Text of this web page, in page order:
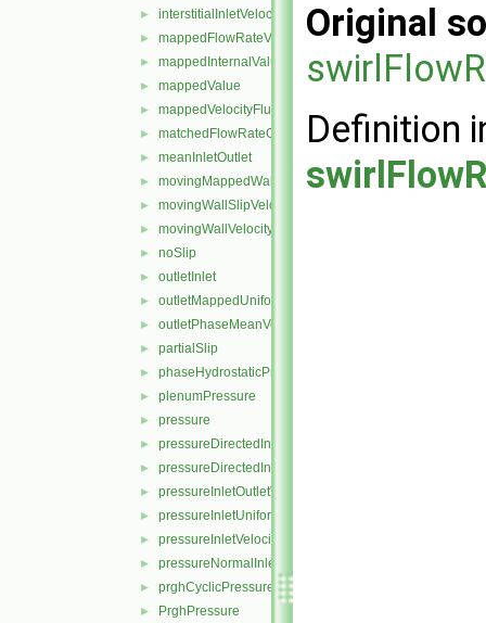
► interstitialInletVelocity
► mappedFlowRateVelocity
► mappedInternalValue
► mappedValue
► mappedVelocityFlux
► matchedFlowRateOutletVelocity
► meanInletOutlet
► movingMappedWallVelocity
► movingWallSlipVelocity
► movingWallVelocity
► noSlip
► outletInlet
► outletMappedUniformInlet
► outletPhaseMeanVelocity
► partialSlip
► phaseHydrostaticPressure
► plenumPressure
► pressure
► pressureDirectedInletOutletVelocity
► pressureDirectedInletVelocity
► pressureInletOutletVelocity
► pressureInletUniformVelocity
► pressureInletVelocity
► pressureNormalInletOutletVelocity
► prghCyclicPressure
► PrghPressure
Original
Definition